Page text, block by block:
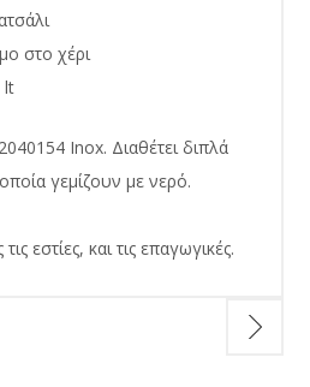
στο χέρι
lt
Inox. Διαθέτει διπλά
γεμίζουν με νερό.
εστίες, και τις επαγωγικές.